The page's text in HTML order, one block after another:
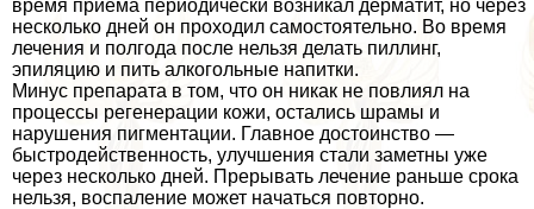
время приёма периодически возникал дерматит, но через
несколько дней он проходил самостоятельно. Во время
лечения и полгода после нельзя делать пиллинг,
эпиляцию и пить алкогольные напитки.
Минус препарата в том, что он никак не повлиял на
процессы регенерации кожи, остались шрамы и
нарушения пигментации. Главное достоинство —
быстродейственность, улучшения стали заметны уже
через несколько дней. Прерывать лечение раньше срока
нельзя, воспаление может начаться повторно.